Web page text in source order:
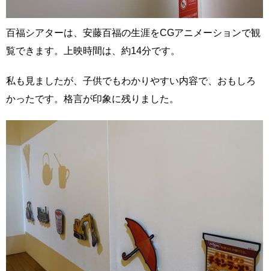
百福シアターは、安藤百福の生涯をCGアニメーションで観
覧できます。上映時間は、約14分です。
私も見ましたが、子供でもわかりやすい内容で、おもしろ
かったです。格言が印象に残りました。